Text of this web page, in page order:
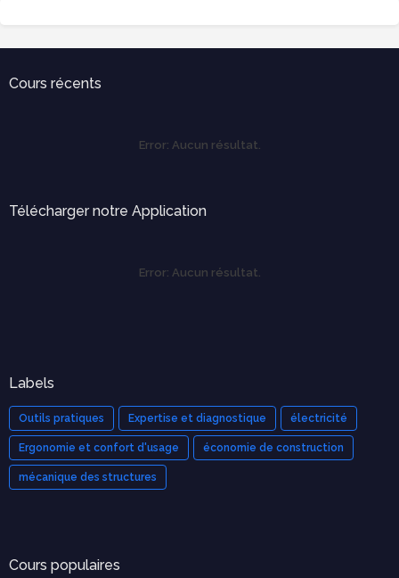
Cours récents
Error: Aucun résultat.
Télécharger notre Application
Error: Aucun résultat.
Labels
Outils pratiques Expertise et diagnostique électricité
Ergonomie et confort d'usage économie de construction
mécanique des structures
Cours populaires